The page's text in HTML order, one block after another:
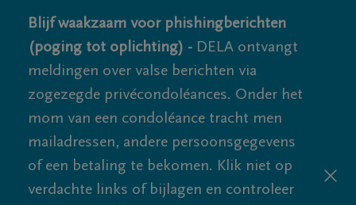
Blijf waakzaam voor phishingberichten
(poging tot oplichting) - DELA ontvangt
meldingen over valse berichten via
zogezegde privécondoléances. Onder het
mom van een condoléance tracht men
mailadressen, andere persoonsgegevens
of een betaling te bekomen. Klik niet op
verdachte links of bijlagen en controleer